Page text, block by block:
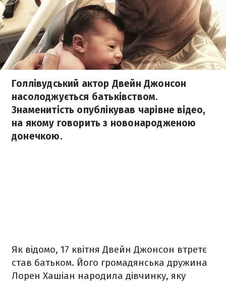
Голлівудський актор Двейн Джонсон
насолоджується батьківством.
Знаменитість опублікував чарівне відео,
на якому говорить з новонародженою
донечкою.
Як відомо, 17 квітня Двейн Джонсон втретє
став батьком. Його громадянська дружина
Лорен Хашіан народила дівчинку, яку